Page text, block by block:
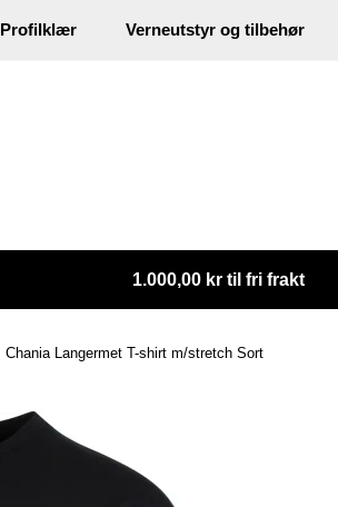
Profilklær Verneutstyr og tilbehør
1.000,00 kr til fri frakt
Chania Langermet T-shirt m/stretch Sort